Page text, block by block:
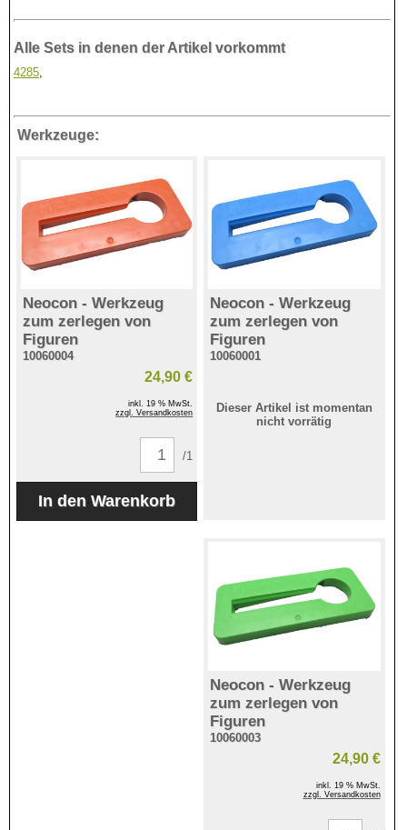
Alle Sets in denen der Artikel vorkommt
4285,
Werkzeuge:
Neocon - Werkzeug
zum zerlegen von
Figuren
10060004
24,90 €
inkl. 19 % MwSt.
zzgl. Versandkosten
/1
Neocon - Werkzeug
zum zerlegen von
Figuren
10060001
Dieser Artikel ist momentan
nicht vorrätig
Neocon - Werkzeug
zum zerlegen von
Figuren
10060003
24,90 €
inkl. 19 % MwSt.
zzgl. Versandkosten